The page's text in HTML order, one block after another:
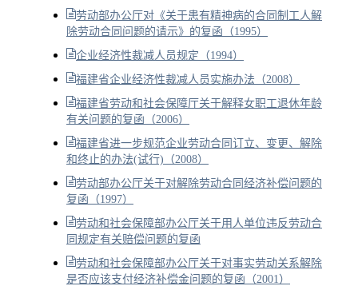
劳动部办公厅对《关于患有精神病的合同制工人解
除劳动合同问题的请示》的复函（1995）
企业经济性裁减人员规定（1994）
福建省企业经济性裁减人员实施办法（2008）
福建省劳动和社会保障厅关于解释女职工退休年龄
有关问题的复函（2006）
福建省进一步规范企业劳动合同订立、变更、解除
和终止的办法(试行)（2008）
劳动部办公厅关于对解除劳动合同经济补偿问题的
复函（1997）
劳动和社会保障部办公厅关于用人单位违反劳动合
同规定有关赔偿问题的复函
劳动和社会保障部办公厅关于对事实劳动关系解除
是否应该支付经济补偿金问题的复函（2001）